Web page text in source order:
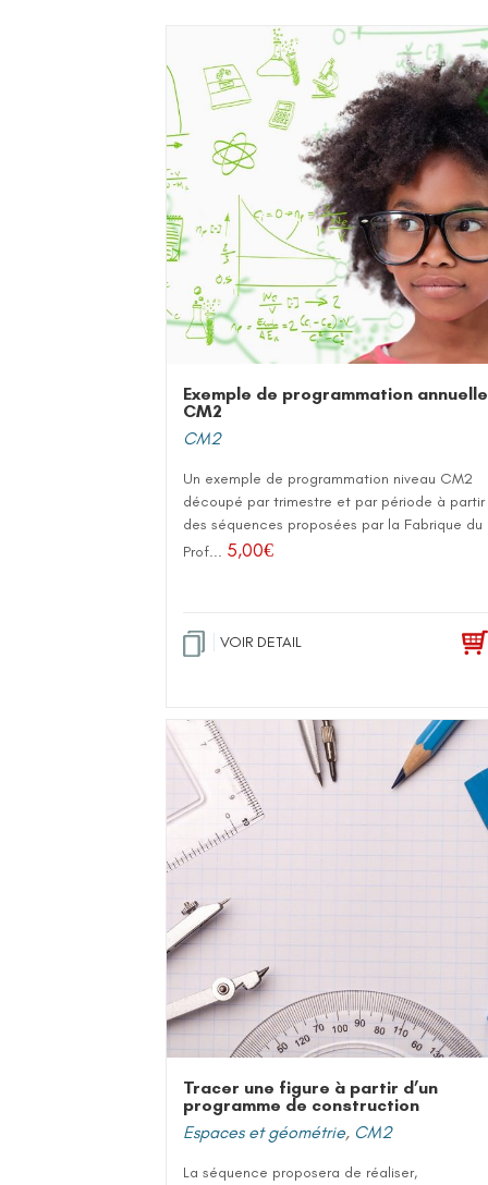
Exemple de programmation annuelle
CM2
CM2
Un exemple de programmation niveau CM2
découpé par trimestre et par période à partir
des séquences proposées par la Fabrique du
Prof... 5,00€
VOIR DETAIL
Tracer une figure à partir d’un
programme de construction
Espaces et géométrie, CM2
La séquence proposera de réaliser,